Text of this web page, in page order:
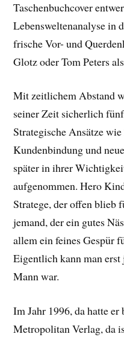
Taschenbuchcover
Lebensweltenanalyse in
frische Vor- und
Glotz oder Tom Peters
Mit zeitlichem Abstand
seiner Zeit sicherlich
Strategische Ansätze
Kundenbindung und
später in ihrer
aufgenommen. Hero
Stratege, der offen blieb
jemand, der ein gutes
allem ein feines Gespür
Eigentlich kann man
Mann war.
Im Jahr 1996, da hatte er
Metropolitan Verlag, da